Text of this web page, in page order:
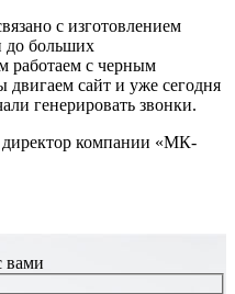
с изготовлением
до больших
работаем с черным
сайт и уже сегодня
генерировать звонки.
директор компании «МК-
вами